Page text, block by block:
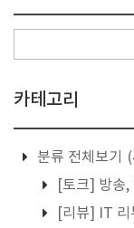
카테고리
분류 전체보기
[토크] 방송,
[리뷰] IT 리